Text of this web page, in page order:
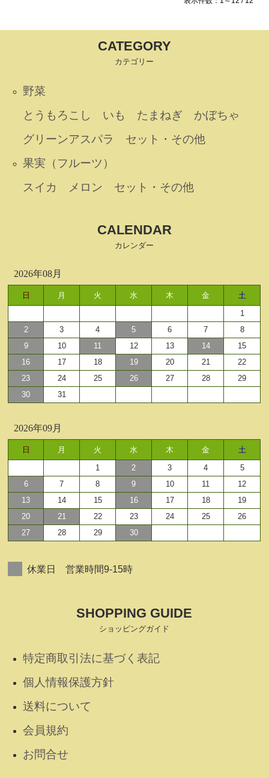
CATEGORY
カテゴリー
野菜
とうもろこし
いも たまねぎ
かぼちゃ
グリーンアスパラ
セット・その他
果実（フルーツ）
スイカ
メロン セット・その他
CALENDAR
カレンダー
2026年08月
日 月 火 水 木 金
土
1
2
3 4 5 6 7
8
9
10 11 12 13 14
15
16
17 18 19 20 21
22
23
24 25 26 27 28
29
30
31
2026年09月
日 月 火 水 木 金
土
1
2 3 4
5
6
7 8 9 10 11
12
13
14 15 16 17 18
19
20
21 22 23 24 25
26
27
28 29 30
休業日 営業時間9-15時
SHOPPING GUIDE
ショッピングガイド
特定商取引法に基づく表記
個人情報保護方針
送料について
会員規約
お問合せ